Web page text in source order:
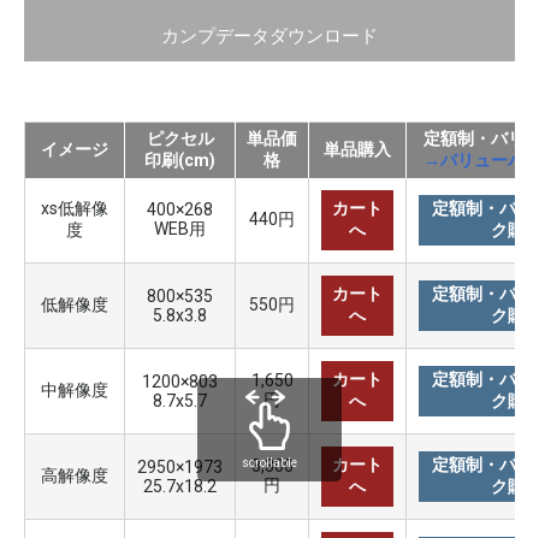
カンプデータダウンロード
イメージ
ピクセル
印刷(cm)
単品価
格
単品購入
定額制・バリ
→バリューパ
xs低解像
度
400×268
WEB用
440円
カート
へ
定額制・バリ
ク購
低解像度
800×535
5.8x3.8
550円
カート
へ
定額制・バリ
ク購
中解像度
1200×803
8.7x5.7
1,650
円
カート
へ
定額制・バリ
ク購
高解像度
2950×1973
25.7x18.2
3,300
円
カート
へ
定額制・バリ
ク購
scrollable